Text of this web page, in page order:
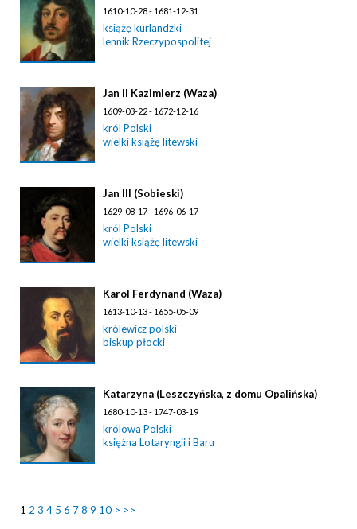
1610-10-28 - 1681-12-31
książę kurlandzki
lennik Rzeczypospolitej
Jan II Kazimierz (Waza)
1609-03-22 - 1672-12-16
król Polski
wielki książę litewski
Jan III (Sobieski)
1629-08-17 - 1696-06-17
król Polski
wielki książę litewski
Karol Ferdynand (Waza)
1613-10-13 - 1655-05-09
królewicz polski
biskup płocki
Katarzyna (Leszczyńska, z domu Opalińska)
1680-10-13 - 1747-03-19
królowa Polski
księżna Lotaryngii i Baru
1 2 3 4 5 6 78 9 10 > >>